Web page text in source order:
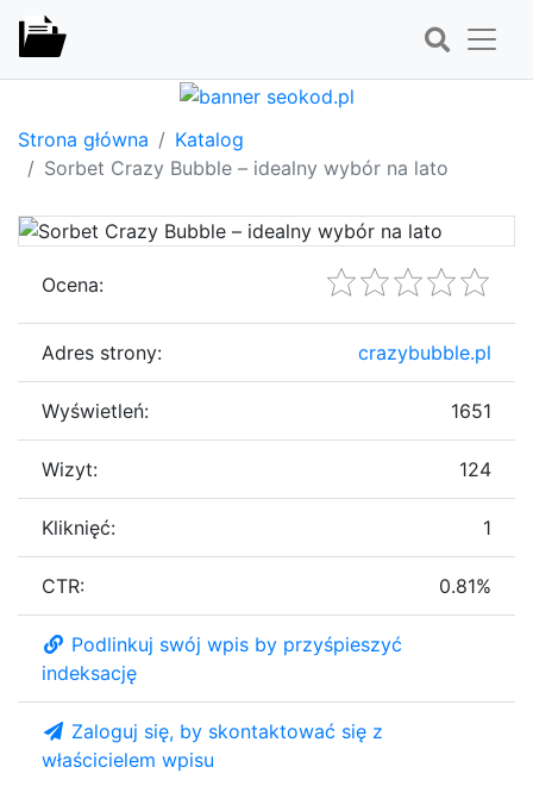
Strona główna
Katalog
Sorbet Crazy Bubble – idealny wybór na lato
Ocena:
Adres strony: crazybubble.pl
Wyświetleń: 1651
Wizyt: 124
Kliknięć: 1
CTR: 0.81%
Podlinkuj swój wpis by przyśpieszyć
indeksację
Zaloguj się, by skontaktować się z
właścicielem wpisu